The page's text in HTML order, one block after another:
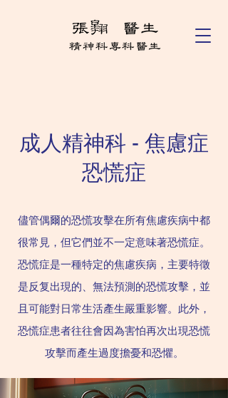
成人精神科 - 焦慮症
恐慌症
儘管偶爾的恐慌攻擊在所有焦慮疾病中都
很常見，但它們並不一定意味著恐慌症。
恐慌症是一種特定的焦慮疾病，主要特徵
是反复出現的、無法預測的恐慌攻擊，並
且可能對日常生活產生嚴重影響。此外，
恐慌症患者往往會因為害怕再次出現恐慌
攻擊而產生過度擔憂和恐懼。